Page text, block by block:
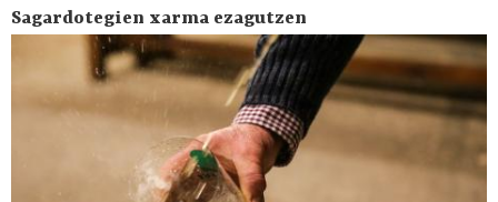
Sagardotegien xarma ezagutzen